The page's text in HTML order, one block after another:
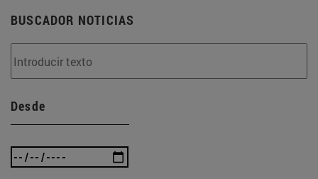
BUSCADOR NOTICIAS
Desde